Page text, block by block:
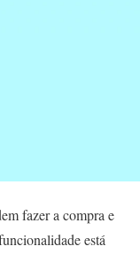
fazer a compra e
está